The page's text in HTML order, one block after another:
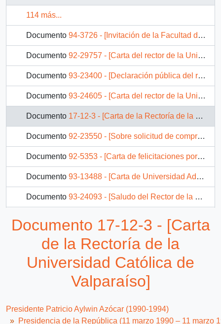
114 más...
Documento 94-3726 - [Invitación de la Facultad de Ciencias Jurídicas de la Universidad Diego Portales a lanzamiento de libro]
Documento 92-29757 - [Carta del rector de la Universidad de Santiago refiriéndose a su participación en la comitiva de la gira presidencial a Asia y México]
Documento 93-23400 - [Declaración pública del rector de la Universidad de Valparaíso mediante la cual apoya el proyecto que posibilita el acceso por la parte sur de la ciudad]
Documento 93-24605 - [Carta del rector de la Universidad del Bío Bío dirigida al Presidente Patricio Aylwin referente a invitación para inaugurar nuevos edificios en la casa de estudios]
Documento 17-12-3 - [Carta de la Rectoría de la Universidad Católica de Valparaíso]
Documento 92-23550 - [Sobre solicitud de compra de terreno Antumapu]
Documento 92-5353 - [Carta de felicitaciones por cumplirse dos años de Gobierno]
Documento 93-13488 - [Carta de Universidad Adolfo Ibáñez]
Documento 93-24093 - [Saludo del Rector de la Universidad Metropolitana de Ciencias de la Educación dirigido al Presidente Patricio Aylwin]
Documento 17-12-3 - [Carta
de la Rectoría de la
Universidad Católica de
Valparaíso]
Presidente Patricio Aylwin Azócar (1990-1994)
Presidencia de la República (11 marzo 1990 – 11 marzo